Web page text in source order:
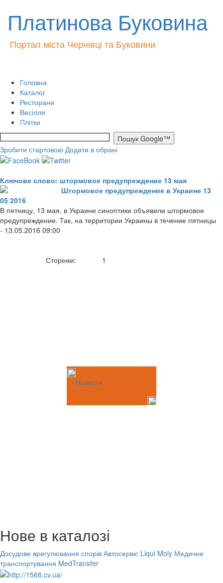
Платинова Буковина
Портал міста Чернівці та Буковини
Головна
Каталог
Ресторани
Весілля
Плітки
Зробити стартовою Додати в обрані
Ключове слово: штормовое предупреждение 13 мая
Штормовое предупреждение в Украине 13
05 2016
В пятницу, 13 мая, в Украине синоптики объявили штормовое
предупреждение. Так, на территории Украины в течение пятницы
- 13.05.2016 09:00
Сторінки: 1
Новости
Нове в каталозі
Досудове врегулювання спорів Автосервіс Liqui Moly Медичне
транспортування MedTransfer